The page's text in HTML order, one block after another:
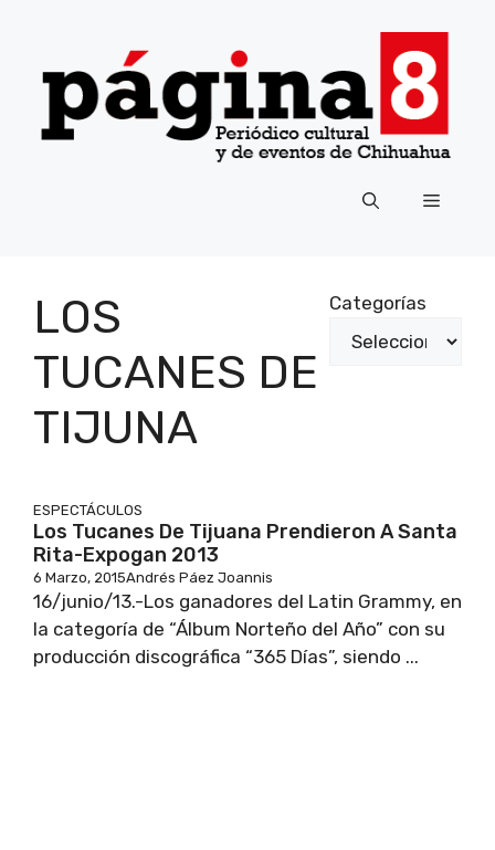
contenido
Menú
LOS
TUCANES DE
TIJUNA
Categorías
ESPECTÁCULOS
Los Tucanes De Tijuana Prendieron A Santa
Rita-Expogan 2013
6 Marzo, 2015Andrés Páez Joannis
16/junio/13.-Los ganadores del Latin Grammy, en
la categoría de “Álbum Norteño del Año” con su
producción discográfica “365 Días”, siendo ...